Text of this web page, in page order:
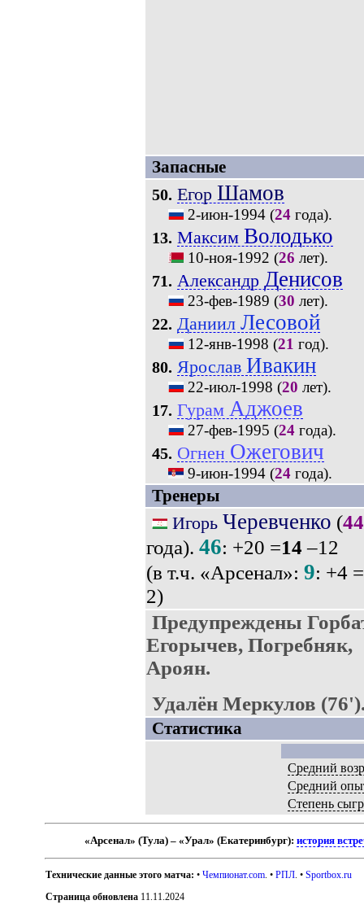
Запасные
50. Егор Шамов
2-июн-1994(24года).
13. Максим Володько
10-ноя-1992 (26 лет).
71. Александр Денисов
23-фев-1989 (30 лет).
22. Даниил Лесовой
12-янв-1998 (21 год).
80. Ярослав Ивакин
22-июл-1998 (20 лет).
17. Гурам Аджоев
27-фев-1995 (24года).
45. Огнен Ожегович
9-июн-1994(24года).
Тренеры
Игорь Черевченко (44
года). 46: +20 =14 –12
(в т.ч. «Арсенал»: 9: +4 =
2)
Предупреждены
Егорычев, Погребняк,
Ароян.
Удалён Меркулов
Статистика
Средний
Средний
Степень
«Арсенал» (Тула) – «Урал» (Екатеринбург):история
Технические данные этого матча: •Чемпионат.com . •РПЛ . •Sportbox.ru
Страница обновлена 11.11.2024